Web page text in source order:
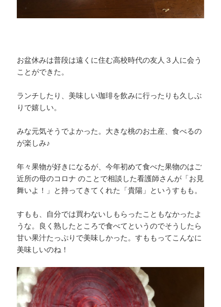
お盆休みは普段は遠くに住む高校時代の友人３人に会う
ことができた。
ランチしたり、美味しい珈琲を飲みに行ったりも久しぶ
りで嬉しい。
みな元気そうでよかった。大きな桃のお土産、食べるの
が楽しみ♪
年々果物が好きになるが、今年初めて食べた果物のはご
近所の母のコロナ のことで相談した看護師さんが「お見
舞いよ！」と持ってきてくれた「貴陽」というすもも。
すもも、自分では買わないしもらったこともなかったよ
うな。良く熟したところで食べてというのでそうしたら
甘い果汁たっぷりで美味しかった。すももってこんなに
美味しいのね！